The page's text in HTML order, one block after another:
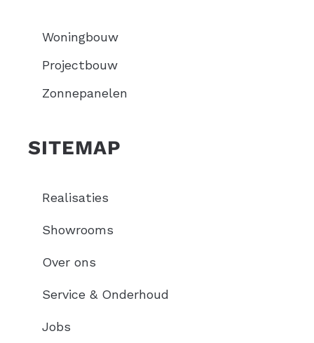
Woningbouw
Projectbouw
Zonnepanelen
SITEMAP
Realisaties
Showrooms
Over ons
Service & Onderhoud
Jobs